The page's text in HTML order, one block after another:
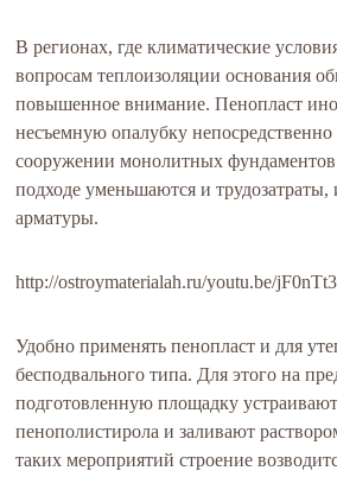
В регионах, где климатические
вопросам теплоизоляции основания
повышенное внимание. Пенопласт
несъемную опалубку непосредственно
сооружении монолитных
подходе уменьшаются и трудозатраты,
арматуры.
http://ostroymaterialah.ru/youtu.be/
Удобно применять пенопласт и для
бесподвального типа. Для этого на
подготовленную площадку устраивают
пенополистирола и заливают
таких мероприятий строение